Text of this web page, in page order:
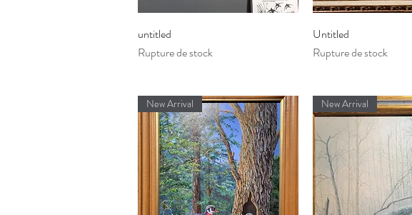
untitled
Rupture de stock
Untitled
Rupture de stock
New Arrival New Arrival